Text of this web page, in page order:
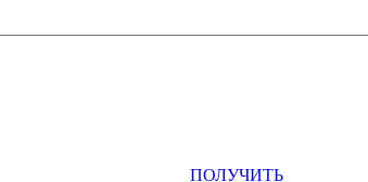
ПОЛУЧИТЬ